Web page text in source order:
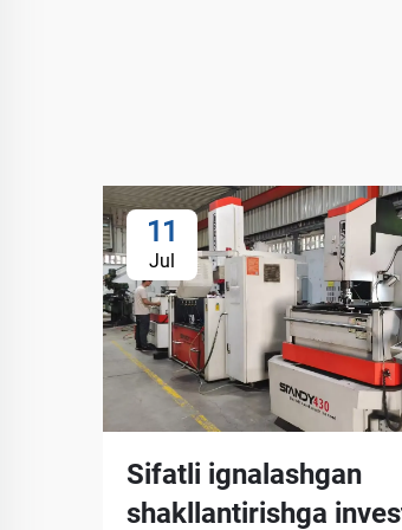
11
Jul
Sifatli ignalashgan
shakllantirishga